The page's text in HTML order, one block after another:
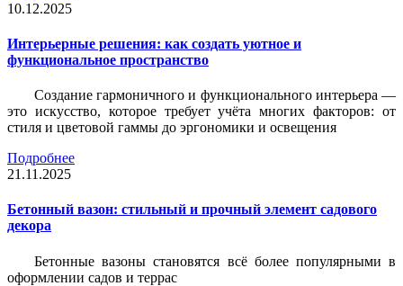
10.12.2025
Интерьерные решения: как создать уютное и
функциональное пространство
Создание гармоничного и функционального интерьера —
это искусство, которое требует учёта многих факторов: от
стиля и цветовой гаммы до эргономики и освещения
Подробнее
21.11.2025
Бетонный вазон: стильный и прочный элемент садового
декора
Бетонные вазоны становятся всё более популярными в
оформлении садов и террас